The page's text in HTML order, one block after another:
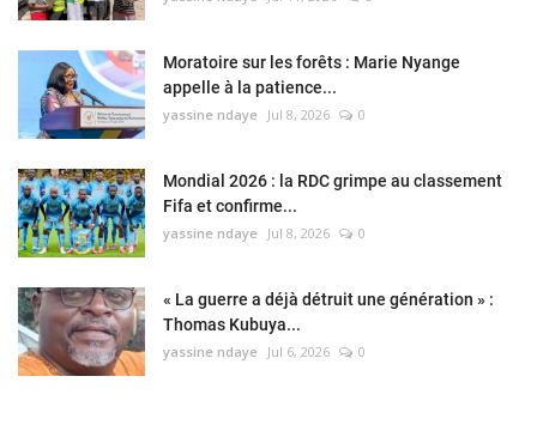
Moratoire sur les forêts : Marie Nyange
appelle à la patience...
yassine ndaye Jul 8, 2026 0
Mondial 2026 : la RDC grimpe au classement
Fifa et confirme...
yassine ndaye Jul 8, 2026 0
« La guerre a déjà détruit une génération » :
Thomas Kubuya...
yassine ndaye Jul 6, 2026 0